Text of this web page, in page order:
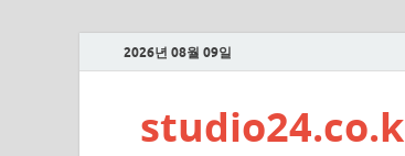
2026년 08월 09일